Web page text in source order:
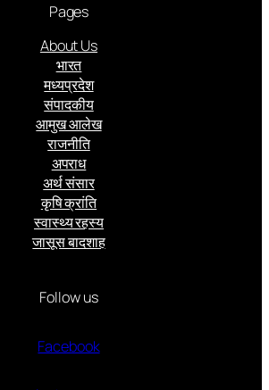
Pages
About Us
भारत
मध्यप्रदेश
संपादकीय
आमुख आलेख
राजनीति
अपराध
अर्थ संसार
कृषि क्रांति
स्वास्थ्य रहस्य
जासूस बादशाह
Follow us
Facebook